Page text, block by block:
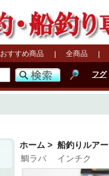
おすすめ商品 全商品
フグ
ホーム > 船釣りルアー
鯛ラバ インチク